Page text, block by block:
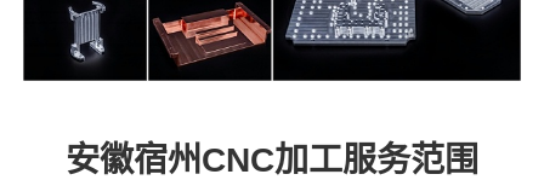
安徽宿州CNC加工服务范围